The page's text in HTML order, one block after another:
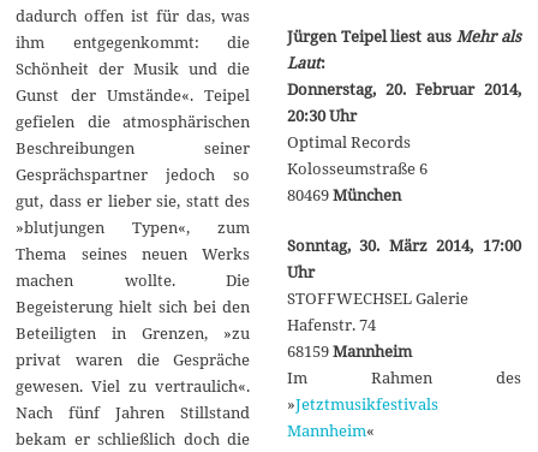
dadurch offen ist für das, was
ihm entgegenkommt: die
Schönheit der Musik und die
Gunst der Umstände«. Teipel
gefielen die atmosphärischen
Beschreibungen seiner
Gesprächspartner jedoch so
gut, dass er lieber sie, statt des
»blutjungen Typen«, zum
Thema seines neuen Werks
machen wollte. Die
Begeisterung hielt sich bei den
Beteiligten in Grenzen, »zu
privat waren die Gespräche
gewesen. Viel zu vertraulich«.
Nach fünf Jahren Stillstand
bekam er schließlich doch die
Jürgen Teipel liest aus Mehr als
Laut:
Donnerstag, 20. Februar 2014,
20:30 Uhr
Optimal Records
Kolosseumstraße 6
80469München
Sonntag, 30. März 2014, 17:00
Uhr
STOFFWECHSEL Galerie
Hafenstr. 74
68159Mannheim
Im Rahmen des
»Jetztmusikfestivals
Mannheim«